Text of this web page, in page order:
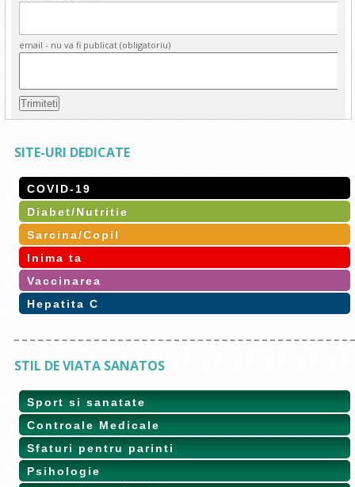
email - nu va fi publicat (obligatoriu)
SITE-URI DEDICATE
COVID-19
Diabet/Nutritie
Sarcina/Copil
Inima ta
Vaccinarea
Hepatita C
STIL DE VIATA SANATOS
Sport si sanatate
Controale Medicale
Sfaturi pentru parinti
Psihologie